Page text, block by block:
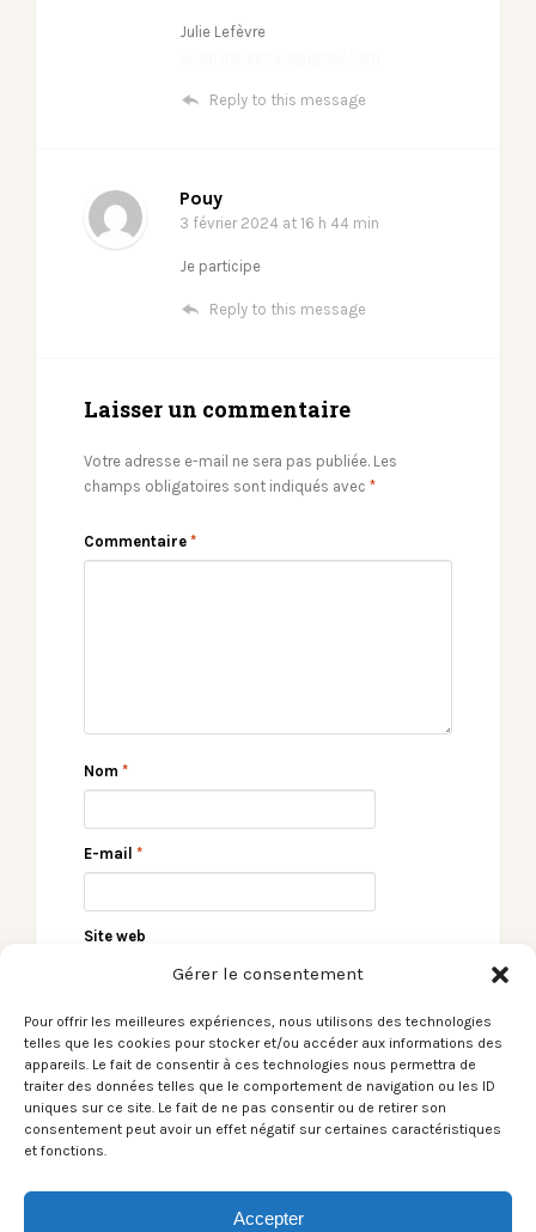
Gérer le consentement
Pour offrir les meilleures expériences, nous utilisons des technologies
telles que les cookies pour stocker et/ou accéder aux informations des
appareils. Le fait de consentir à ces technologies nous permettra de
traiter des données telles que le comportement de navigation ou les ID
uniques sur ce site. Le fait de ne pas consentir ou de retirer son
consentement peut avoir un effet négatif sur certaines caractéristiques
et fonctions.
Accepter
Julie Lefèvre
Reply to this message
Pouy
3 février 2024 at 16 h 44 min
Je participe
Reply to this message
Laisser un commentaire
Votre adresse e-mail ne sera pas publiée. Les
champs obligatoires sont indiqués avec *
Commentaire *
Nom *
E-mail *
Site web